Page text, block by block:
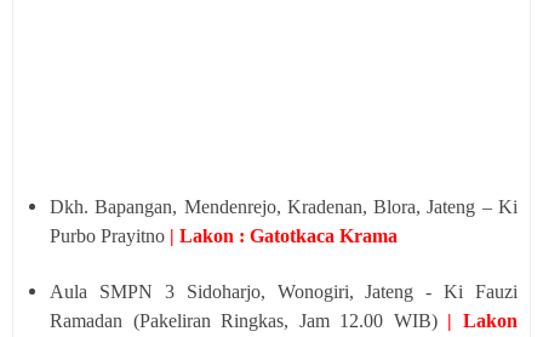
Dkh. Bapangan, Mendenrejo, Kradenan, Blora, Jateng – Ki
Purbo Prayitno | Lakon : Gatotkaca Krama
Aula SMPN 3 Sidoharjo, Wonogiri, Jateng - Ki Fauzi
Ramadan (Pakeliran Ringkas, Jam 12.00 WIB) | Lakon